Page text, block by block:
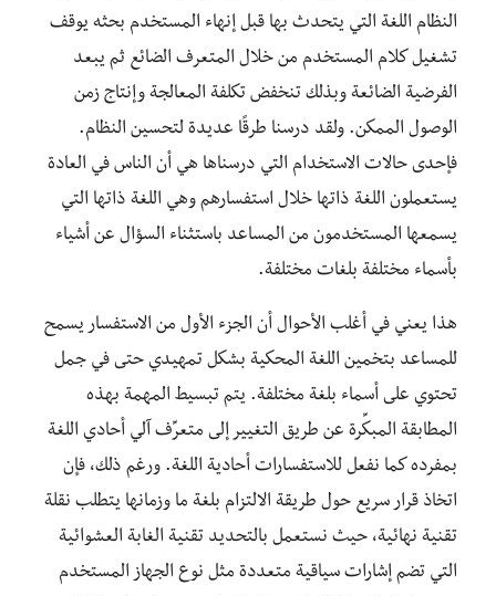
النظام اللغة التي يتحدث بها قبل إنهاء المستخدم بحثه يوقف
تشغيل كلام المستخدم من خلال المتعرف الضائع ثم يبعد
الفرضية الضائعة وبذلك تنخفض تكلفة المعالجة وإنتاج زمن
الوصول الممكن. ولقد درسنا طرقًا عديدة لتحسين النظام.
فإحدى حالات الاستخدام التي درسناها هي أن الناس في العادة
يستعملون اللغة ذاتها خلال استفسارهم وهي اللغة ذاتها التي
يسمعها المستخدمون من المساعد باستثناء السؤال عن أشياء
بأسماء مختلفة بلغات مختلفة.
هذا يعني في أغلب الأحوال أن الجزء الأول من الاستفسار يسمح
للمساعد بتخمين اللغة المحكية بشكل تمهيدي حتى في جمل
تحتوي على أسماء بلغة مختلفة. يتم تبسيط المهمة بهذه
المطابقة المبكِّرة عن طريق التغيير إلى متعرِّف آلي أحادي اللغة
بمفرده كما نفعل للاستفسارات أحادية اللغة. ورغم ذلك، فإن
اتخاذ قرار سريع حول طريقة الالتزام بلغة ما وزمانها يتطلب نقلة
تقنية نهائية، حيث نستعمل بالتحديد تقنية الغابة العشوائية
التي تضم إشارات سياقية متعددة مثل نوع الجهاز المستخدم